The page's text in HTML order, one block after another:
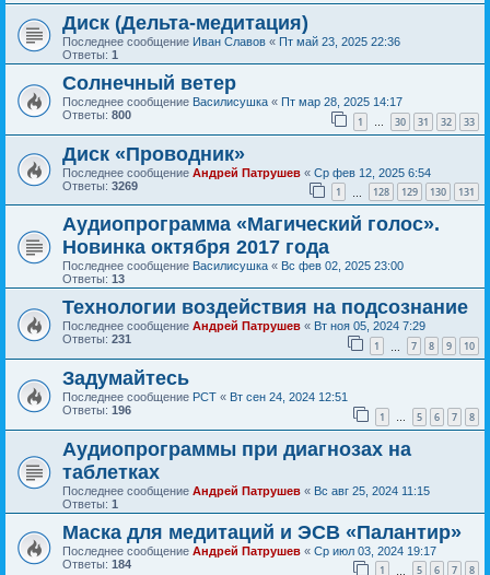
Диск (Дельта-медитация)
Последнее сообщение Иван Славов « Пт май 23, 2025 22:36
Ответы: 1
Солнечный ветер
Последнее сообщение Василисушка « Пт мар 28, 2025 14:17
Ответы: 800 1 … 30 31 32 33
Диск «Проводник»
Последнее сообщение Андрей Патрушев « Ср фев 12, 2025 6:54
Ответы: 3269 1 128 129 130 131
Аудиопрограмма «Магический голос».
Новинка октября 2017 года
Последнее сообщение Василисушка « Вс фев 02, 2025 23:00
Ответы: 13
Технологии воздействия на подсознание
Последнее сообщение Андрей Патрушев « Вт ноя 05, 2024 7:29
Ответы: 231 1 7 8 9 10
Задумайтесь
Последнее сообщение РСТ « Вт сен 24, 2024 12:51
Ответы: 196 1 … 5 6 7 8
Аудиопрограммы при диагнозах на
таблетках
Последнее сообщение Андрей Патрушев « Вс авг 25, 2024 11:15
Ответы: 1
Маска для медитаций и ЭСВ «Палантир»
Последнее сообщение Андрей Патрушев « Ср июл 03, 2024 19:17
Ответы: 184 1 5 6 7 8